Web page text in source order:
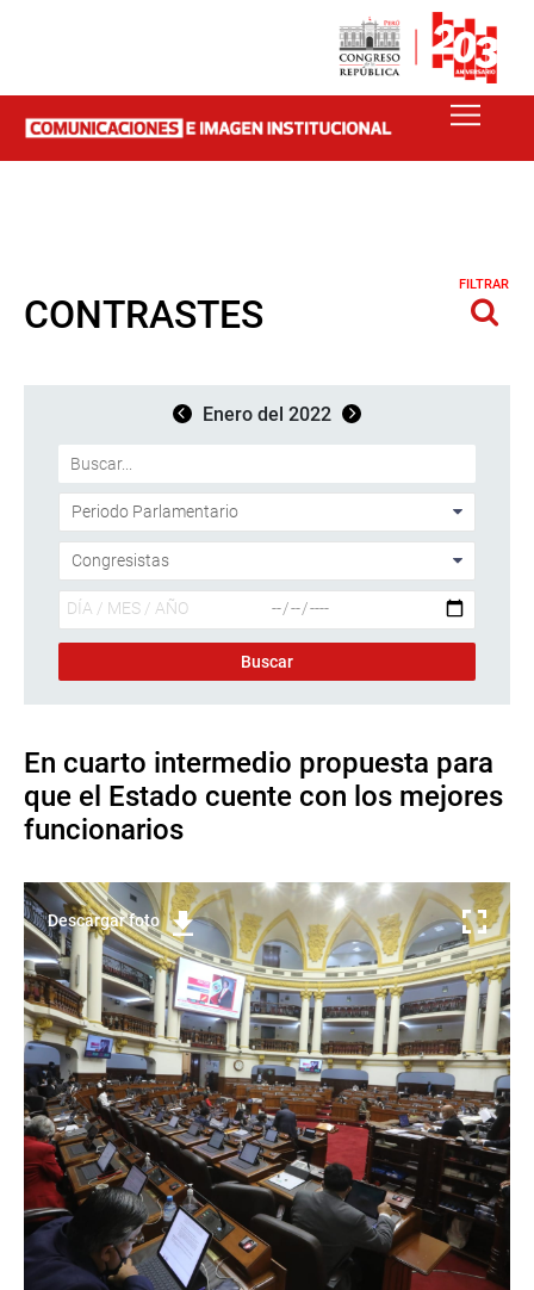
CONTRASTES
FILTRAR
Enero del 2022
En cuarto intermedio propuesta para
que el Estado cuente con los mejores
funcionarios
Descargar foto